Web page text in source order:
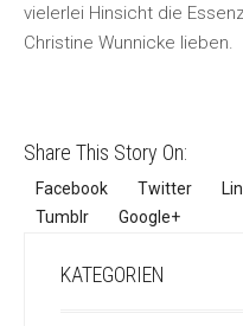
vielerlei Hinsicht die
Christine Wunnicke lieben.
Share This Story On:
Facebook Twitter
Tumblr
Google+
KATEGORIEN